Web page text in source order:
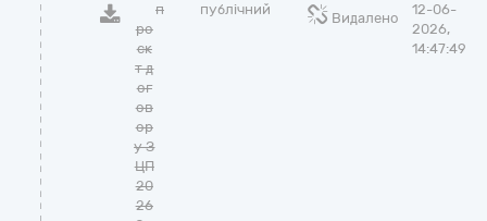
п
ро
єк
т д
ог
ов
ор
у З
ЦП
20
26
публічний
Видалено
12-06-
2026,
14:47:49